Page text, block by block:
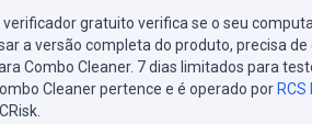
verificador gratuito verifica se o seu
a versão completa do produto, precisa
Combo Cleaner. 7 dias limitados para
Cleaner pertence e é operado por RCS